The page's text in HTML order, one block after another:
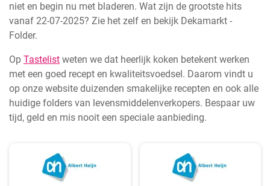
niet en begin nu met bladeren. Wat zijn de grootste hits
vanaf 22-07-2025? Zie het zelf en bekijk Dekamarkt -
Folder.
Op Tastelist weten we dat heerlijk koken betekent werken
met een goed recept en kwaliteitsvoedsel. Daarom vindt u
op onze website duizenden smakelijke recepten en ook alle
huidige folders van levensmiddelenverkopers. Bespaar uw
tijd, geld en mis nooit een speciale aanbieding.